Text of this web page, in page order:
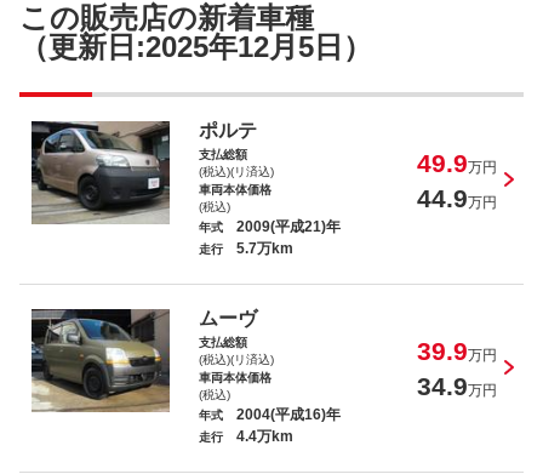
この販売店の新着車種
（更新日:2025年12月5日）
ポルテ
支払総額
(税込)(リ済込)
49.9万円
車両本体価格
(税込)
44.9万円
年式 2009(平成21)年
走行 5.7万km
ムーヴ
支払総額
(税込)(リ済込)
39.9万円
車両本体価格
(税込)
34.9万円
年式 2004(平成16)年
走行 4.4万km